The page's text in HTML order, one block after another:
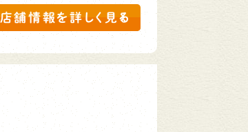
店舗情報を詳しく見る